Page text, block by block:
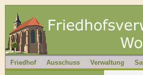
Friedhof Ausschuss Verwaltung